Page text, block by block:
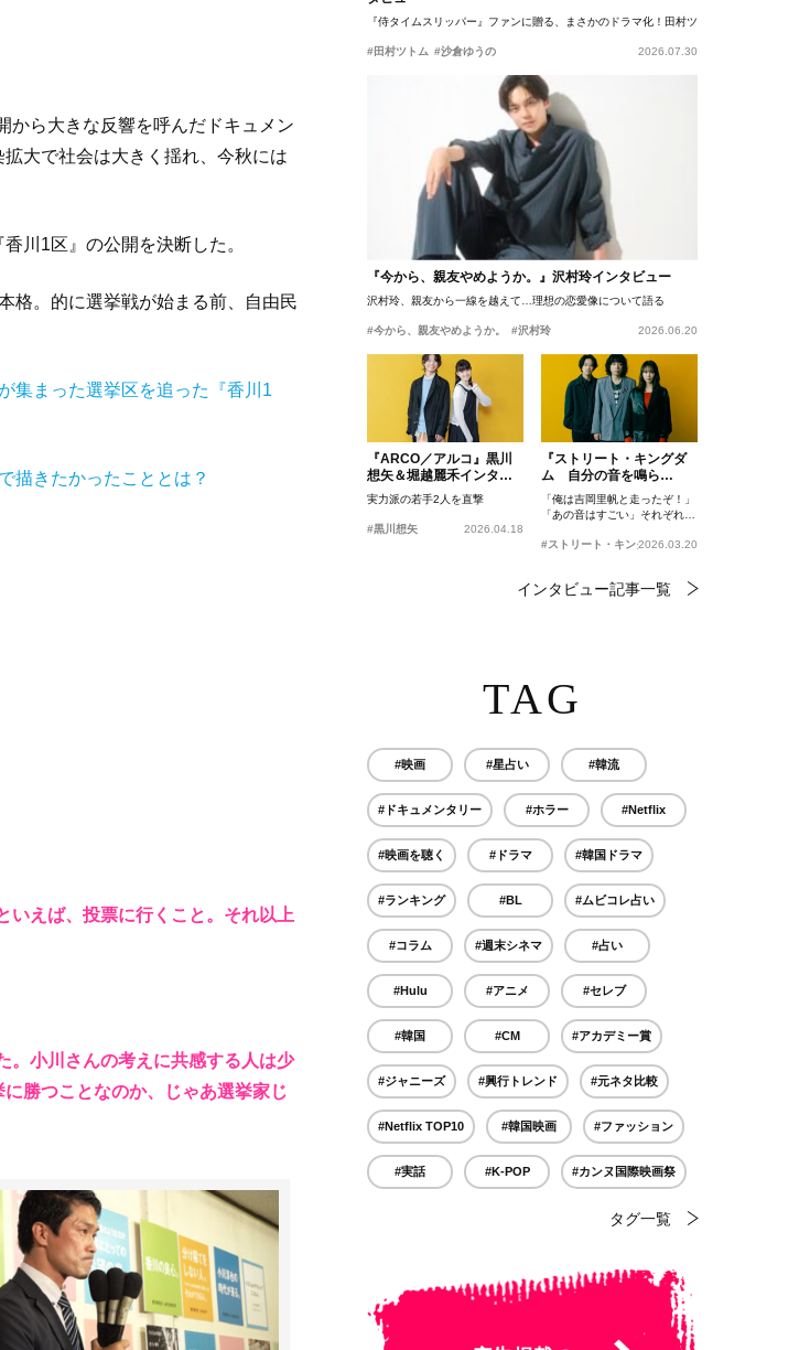
から大きな反響を呼んだドキュメン
大で社会は大きく揺れ、今秋には
川1区』の公開を決断した。
格。的に選挙戦が始まる前、自由民
集まった選挙区を追った『香川1
描きたかったこととは？
いえば、投票に行くこと。それ以上
。小川さんの考えに共感する人は少
勝つことなのか、じゃあ選挙家じ
『侍タイムスリッパー』ファンに贈る、まさかのドラマ化！田村ツトム×沙倉ゆうのが語
#田村ツトム #沙倉ゆうの 2026.07.30
『今から、親友やめようか。』沢村玲インタビュー
沢村玲、親友から一線を越えて…理想の恋愛像について語る
#今から、親友やめようか。 #沢村玲 2026.06.20
『ARCO／アルコ』黒川
想矢＆堀越麗禾インタビ
ュー
実力派の若手2人を直撃
#黒川想矢 2026.04.18
『ストリート・キングダ
ム 自分の音を鳴ら
せ。』峯田和伸、若葉竜
也、吉岡里帆インタビュ
ー
「俺は吉岡里帆と走ったぞ！」
「あの音はすごい」それぞれの
#ストリート・キングダム 自分の音を鳴らせ。
2026.03.20
インタビュー記事一覧
TAG
#映画 #星占い #韓流
#ドキュメンタリー #ホラー #Netflix
#映画を聴く #ドラマ #韓国ドラマ
#ランキング #BL #ムビコレ占い
#コラム #週末シネマ #占い
#Hulu #アニメ #セレブ
#韓国 #CM #アカデミー賞
#ジャニーズ #興行トレンド #元ネタ比較
#Netflix TOP10 #韓国映画 #ファッション
#実話 #K-POP #カンヌ国際映画祭
タグ一覧